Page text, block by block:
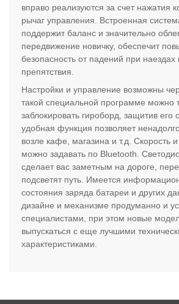
вправо реализуются за счет нажатия
рычаг управления. Встроенная
поддержит баланс и значительно
передвижение новичку, обеспечит
безопасность от падений при
препятствия.
Настройки и управление возможны
такой специальной программе можно
заблокировать гироборд, защитив его
удобная функция позволяет
возле кафе, магазина и т.д. Скорость
можно задавать по Bluetooth.
сделает вас заметным на дороге,
подсветят путь. Имеется
состояния заряда батареи и других
дизайне и механизме продуманно и
специалистами, при этом новые
выпускаться с еще лучшими
характеристиками.